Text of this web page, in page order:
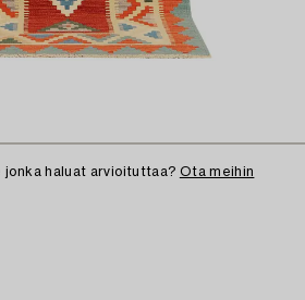
jonka haluat arvioituttaa? Ota meihin